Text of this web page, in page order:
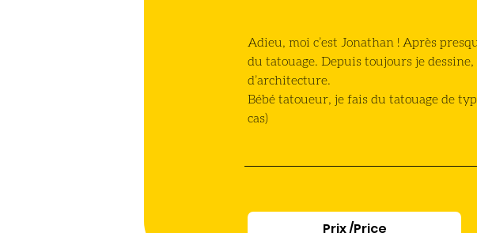
Adieu, moi c’est Jonathan ! Après
du tatouage. Depuis toujours je
d’architecture.
Bébé tatoueur, je fais du tatouage de
cas)
Prix /Price